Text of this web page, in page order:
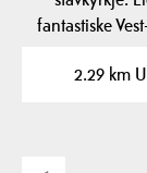
fantastiske
2.29 km